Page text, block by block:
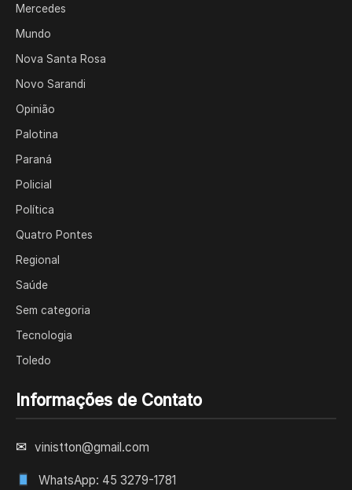
Mercedes
Mundo
Nova Santa Rosa
Novo Sarandi
Opinião
Palotina
Paraná
Policial
Política
Quatro Pontes
Regional
Saúde
Sem categoria
Tecnologia
Toledo
Informações de Contato
✉ vinistton@gmail.com
WhatsApp: 45 3279-1781